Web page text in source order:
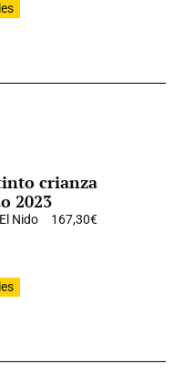
crianza
2023
Nido 167,30€